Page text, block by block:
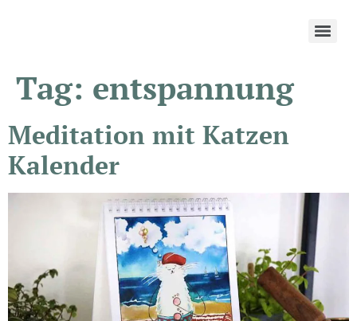
Tag: entspannung
Meditation mit Katzen
Kalender